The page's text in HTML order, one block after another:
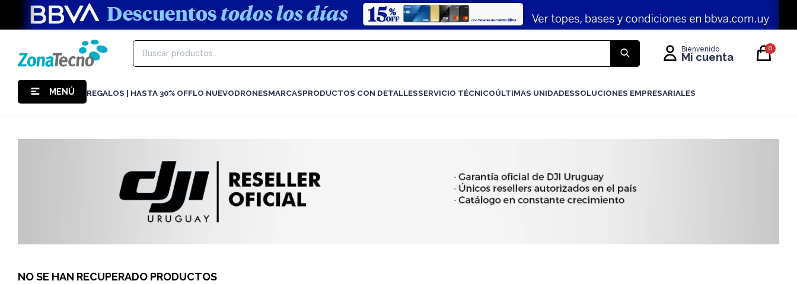
MENÚ REGALOS | HASTA 30% OFFLO NUEVODRONESMARCASPRODUCTOS CON DETALLESSERVICIO TÉCNICOÚLTIMAS UNIDADESSOLUCIONES EMPRESARIALES
0
NO SE HAN RECUPERADO PRODUCTOS